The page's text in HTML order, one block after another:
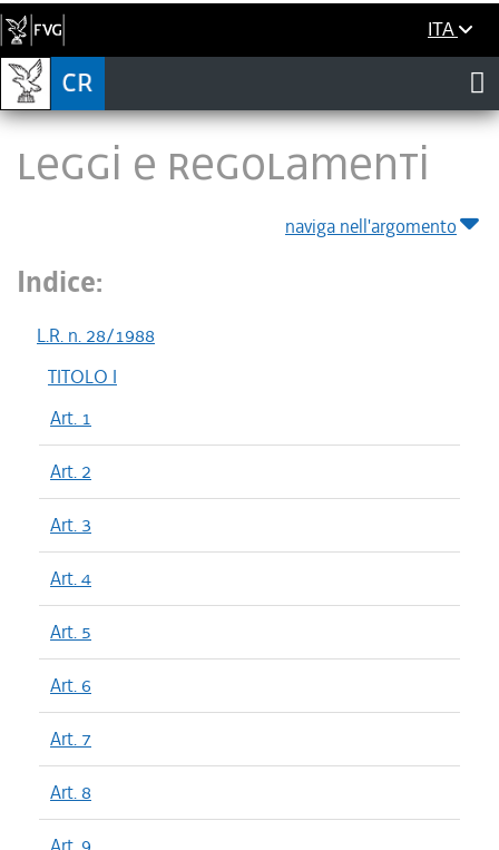
ITA
LEGGI E REGOLAMENTI
naviga nell'argomento
Indice:
L.R. n. 28/1988
TITOLO I
Art. 1
Art. 2
Art. 3
Art. 4
Art. 5
Art. 6
Art. 7
Art. 8